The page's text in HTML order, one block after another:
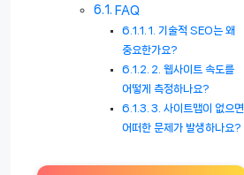
FAQ
1. 기술적 SEO는 왜
중요한가요?
2. 웹사이트 속도를
어떻게 측정하나요?
3. 사이트맵이 없으면
어떠한 문제가 발생하나요?